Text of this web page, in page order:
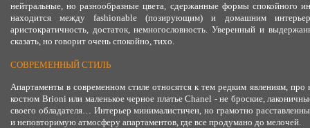
нейтральные, но разнообразные цвета, сдержанные формы спокойного
находится между fashionable (позирующим) и домашним
аристократичность, достаток, немногословность. Уверенный и
сказать, но говорит очень спокойно, тихо.
СОВРЕМЕННЫЙ СТИЛЬ
Апартаменты в современном стиле относятся к тем редким явлениям, про
костюм Brioni или маленькое черное платье Chanel - не броские,
своего обладателя… Интерьер минималистичен, но грамотно
и неповторимую атмосферу апартаментов, где все продумано до мелочей.